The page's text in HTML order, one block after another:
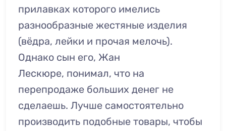
прилавках которого имелись
разнообразные жестяные изделия
(вёдра, лейки и прочая мелочь).
Однако сын его, Жан
Лескюре, понимал, что на
перепродаже больших денег не
сделаешь. Лучше самостоятельно
производить подобные товары, чтобы